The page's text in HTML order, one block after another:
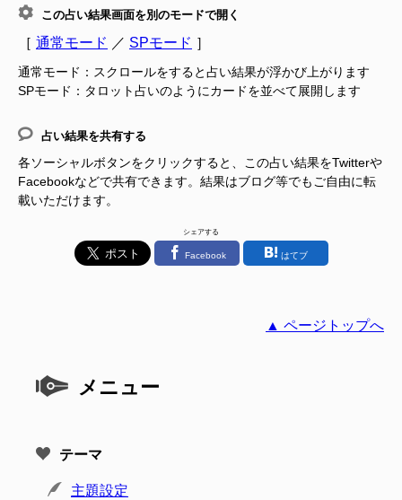
この占い結果画面を別のモードで開く
［ 通常モード ／ SPモード ］
通常モード：スクロールをすると占い結果が浮かび上がります
SPモード：タロット占いのようにカードを並べて展開します
占い結果を共有する
各ソーシャルボタンをクリックすると、この占い結果をTwitterや
Facebookなどで共有できます。結果はブログ等でもご自由に転
載いただけます。
シェアする
Facebook はてブ
▲ ページトップへ
メニュー
テーマ
主題設定